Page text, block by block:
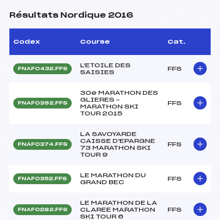
Résultats Nordique 2016
Codex Course Cat.
FNAF0432.FFS
L'ETOILE DES
SAISIES
FFS
FNAF0392.FFS
30e MARATHON DES
GLIERES –
MARATHON SKI
TOUR 2015
FFS
FNAF0374.FFS
LA SAVOYARDE
CAISSE D'EPARGNE
73 MARATHON SKI
TOUR 9
FFS
FNAF0352.FFS
LE MARATHON DU
GRAND BEC
FFS
FNAF0282.FFS
LE MARATHON DE LA
CLAREE MARATHON
SKI TOUR 6
FFS